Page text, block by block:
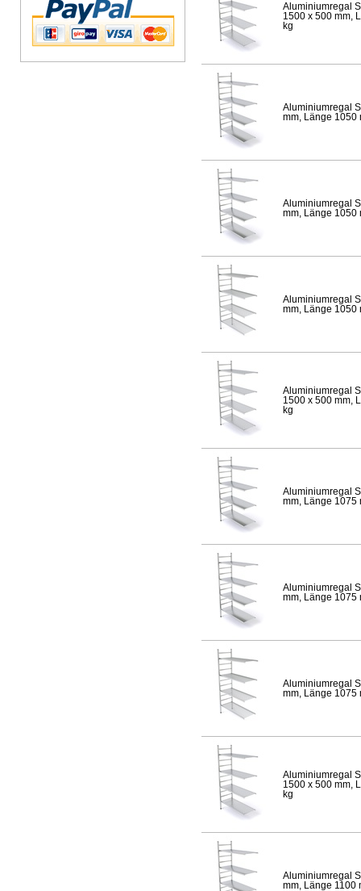
Aluminiumregal
1500 x 500 mm,
kg
Aluminiumregal
mm, Länge 1050
Aluminiumregal
mm, Länge 1050
Aluminiumregal
mm, Länge 1050
Aluminiumregal
1500 x 500 mm,
kg
Aluminiumregal
mm, Länge 1075
Aluminiumregal
mm, Länge 1075
Aluminiumregal
mm, Länge 1075
Aluminiumregal
1500 x 500 mm,
kg
Aluminiumregal
mm, Länge 1100